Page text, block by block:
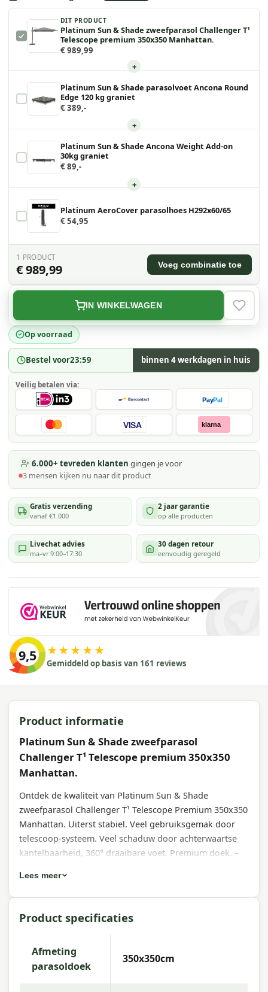
Op voorraad
Bestel voor23:59 binnen 4 werkdagen in huis
IN WINKELWAGEN
DIT PRODUCT
Platinum Sun & Shade zweefparasol Challenger T¹
Telescope premium 350x350 Manhattan.
€ 989,99
+
Platinum Sun & Shade parasolvoet Ancona Round
Edge 120 kg graniet
€ 389,-
+
Platinum Sun & Shade Ancona Weight Add-on
30kg graniet
€ 89,-
+
Platinum AeroCover parasolhoes H292x60/65
€ 54,95
1 PRODUCT
€ 989,99 Voeg combinatie toe
Veilig betalen via:
PayPal
VISA klarna
6.000+ tevreden klanten gingen je voor
3 mensen kijken nu naar dit product
Gratis verzending
vanaf €1.000
2 jaar garantie
op alle producten
Livechat advies
ma–vr 9:00–17:30
30 dagen retour
eenvoudig geregeld
9,5 ★★★★★
Gemiddeld op basis van 161 reviews
Product informatie
Platinum Sun & Shade zweefparasol
Challenger T¹ Telescope premium 350x350
Manhattan.
Ontdek de kwaliteit van Platinum Sun & Shade
zweefparasol Challenger T¹ Telescope Premium 350x350
Manhattan. Uiterst stabiel. Veel gebruiksgemak door
telescoop-systeem. Veel schaduw door achterwaartse
kantelbaarheid, 360° draaibare voet. Premium doek. –
van Platinum biedt praktische oplossingen met een
stijlvol design, speciaal ontworpen om optimaal van de
Platinum Sun & Shade zweefparasol Challenger T¹
Telescope Premium 350x350 Manhattan. Design|
Lees meer
Product specificaties
Afmeting
parasoldoek
350x350cm